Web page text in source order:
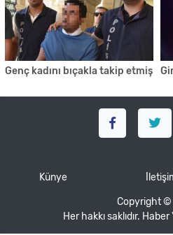
Genç kadını bıçakla takip etmiş
Künye
Copyright ©
Her hakkı saklıdır. Haber